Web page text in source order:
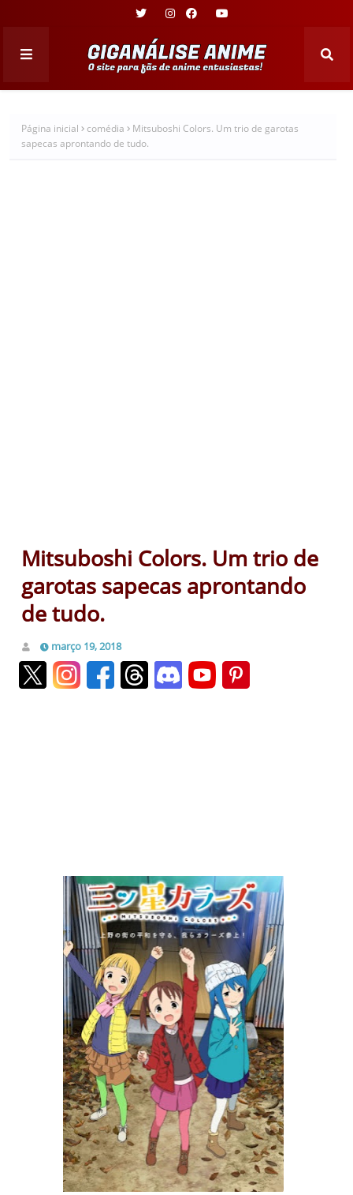
Página inicial comédia
Mitsuboshi Colors. Um trio de garotas
sapecas aprontando de tudo.
Mitsuboshi Colors. Um trio de
garotas sapecas aprontando
de tudo.
março 19, 2018